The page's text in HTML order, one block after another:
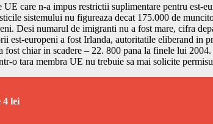
care n-a impus restrictii suplimentare pentru est-
sistemului nu figureaza decat 175.000 de
Desi numarul de imigranti nu a fost mare, cifra
est-europeni a fost Irlanda, autoritatile eliberand in
fost chiar in scadere – 22. 800 pana la finele lui
o tara membra UE nu trebuie sa mai solicite
4 lei